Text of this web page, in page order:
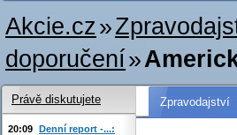
Akcie.cz»
doporučení»
Zpravodajství
Právě diskutujete
20:09 Denní report -...: